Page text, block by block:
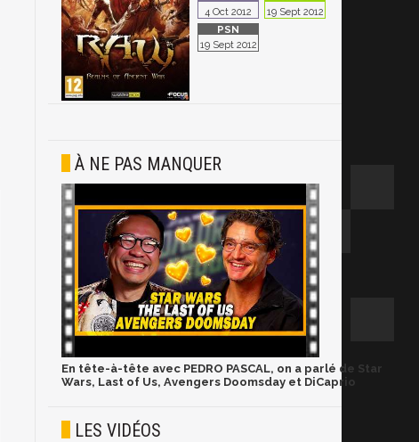
4 Oct 2012 19 Sept 2012
19 Sept 2012
À NE PAS MANQUER
En tête-à-tête avec PEDRO PASCAL, on a parlé de Star
Wars, Last of Us, Avengers Doomsday et DiCaprio
LES VIDÉOS